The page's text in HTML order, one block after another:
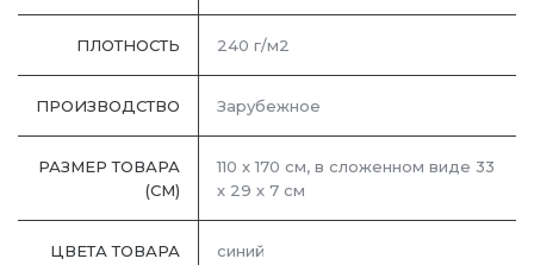
ПЛОТНОСТЬ 240 г/м2
ПРОИЗВОДСТВО Зарубежное
РАЗМЕР ТОВАРА
(СМ)
110 х 170 см, в сложенном виде 33
х 29 х 7 см
ЦВЕТА ТОВАРА синий